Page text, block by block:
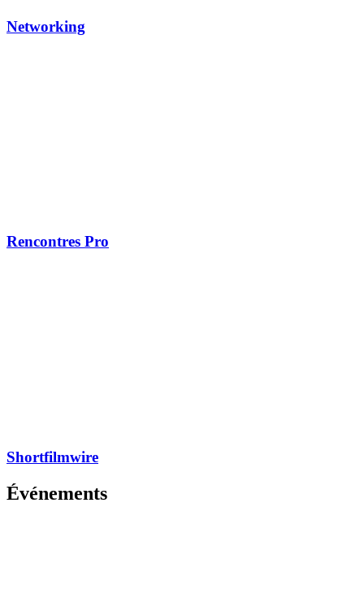
Networking
Rencontres Pro
Shortfilmwire
Événements